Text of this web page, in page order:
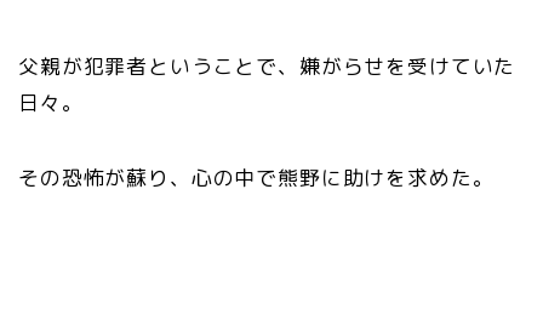
父親が犯罪者ということで、嫌がらせを受けていた
日々。
その恐怖が蘇り、心の中で熊野に助けを求めた。